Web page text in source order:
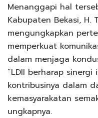
Menanggapi hal
Kabupaten Bekasi, H.
mengungkapkan
memperkuat
dalam menjaga
“LDII berharap
kontribusinya dalam
kemasyarakatan
ungkapnya.